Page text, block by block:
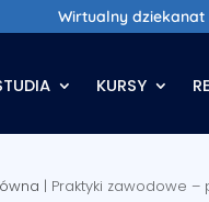
Wirtualny dziekanat
KURSY
| Praktyki zawodowe –